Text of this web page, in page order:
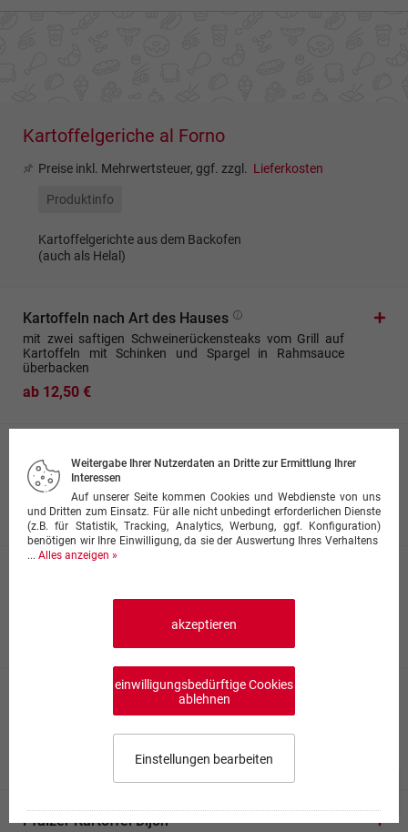
Kartoffelgeriche al Forno
Preise inkl. Mehrwertsteuer, ggf. zzgl. Lieferkosten
Produktinfo
Kartoffelgerichte aus dem Backofen
(auch als Helal)
Kartoffeln nach Art des Hauses
mit zwei saftigen Schweinerückensteaks vom Grill auf
Kartoffeln mit Schinken und Spargel in Rahmsauce
überbacken
ab 12,50 €
Kartoffeln Salmone
mit Lachsfilet auf Kartoffeln in cremiger Hummer-
Buttersauce überbacken
ab 13,50 €
mit Hackfleisch, Kartoffeln & Blumenkohl in Sauce
Pfälzer Kartoffeln (pikant)
mit Schweinegeschnetzeltem, frischen Pilzen und
Kartoffeln in Rahmsauce, überbacken
Pfälzer Kartoffel Dijon
Weitergabe Ihrer Nutzerdaten an Dritte zur Ermittlung Ihrer
Interessen
Auf unserer Seite kommen Cookies und Webdienste von uns
und Dritten zum Einsatz. Für alle nicht unbedingt erforderlichen Dienste
(z.B. für Statistik, Tracking, Analytics, Werbung, ggf. Konfiguration)
benötigen wir Ihre Einwilligung, da sie der Auswertung Ihres Verhaltens
... Alles anzeigen »
akzeptieren
einwilligungsbedürftige Cookies
ablehnen
Einstellungen bearbeiten